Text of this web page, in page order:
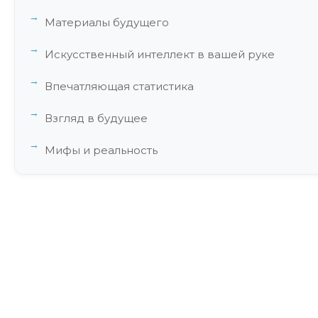
Материалы будущего
Искусственный интеллект в вашей руке
Впечатляющая статистика
Взгляд в будущее
Мифы и реальность